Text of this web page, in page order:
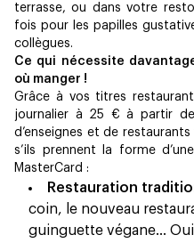
terrasse, ou dans votre
fois pour les papilles
collègues.
Ce qui nécessite
où manger !
Grâce à vos titres
journalier à 25 € à partir
d’enseignes et de
s’ils prennent la forme d’une
MasterCard :
Restauration
coin, le nouveau
guinguette végane…